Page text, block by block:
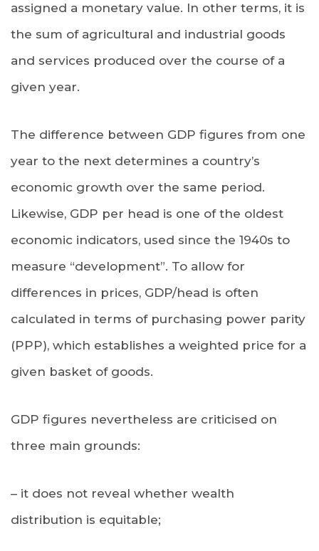
assigned a monetary value. In other terms, it is
the sum of agricultural and industrial goods
and services produced over the course of a
given year.
The difference between GDP figures from one
year to the next determines a country’s
economic growth over the same period.
Likewise, GDP per head is one of the oldest
economic indicators, used since the 1940s to
measure “development”. To allow for
differences in prices, GDP/head is often
calculated in terms of purchasing power parity
(PPP), which establishes a weighted price for a
given basket of goods.
GDP figures nevertheless are criticised on
three main grounds:
– it does not reveal whether wealth
distribution is equitable;